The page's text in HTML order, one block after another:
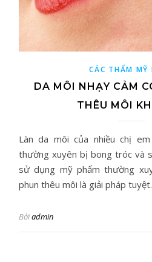
CÁC THẨM MỸ
DA MÔI NHẠY CẢM
THÊU MÔI
Làn da môi của nhiều chị
thường xuyên bị bong tróc và
sử dụng mỹ phẩm thường
phun thêu môi là giải pháp
Bởiadmin